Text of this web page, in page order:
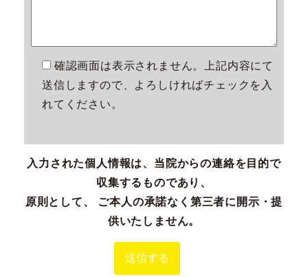
確認画面は表示されません。上記内容にて
送信しますので、よろしければチェックを入
れてください。
入力された個人情報は、当院からの連絡を目的で
収集するものであり、
原則として、 ご本人の承諾なく第三者に開示・提
供いたしません。